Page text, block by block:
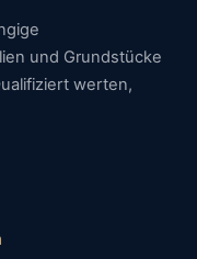
und Grundstücke
werten,